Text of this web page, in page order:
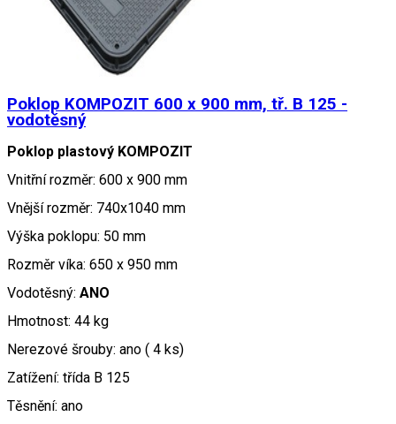
Poklop KOMPOZIT 600 x 900 mm, tř. B 125 -
vodotěsný
Poklop plastový KOMPOZIT
Vnitřní rozměr: 600 x 900 mm
Vnější rozměr: 740x1040 mm
Výška poklopu: 50 mm
Rozměr víka: 650 x 950 mm
Vodotěsný: ANO
Hmotnost: 44 kg
Nerezové šrouby: ano ( 4 ks)
Zatížení: třída B 125
Těsnění: ano